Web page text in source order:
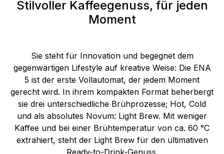
Stilvoller Kaffeegenuss, für jeden
Moment
Sie steht für Innovation und begegnet dem
gegenwärtigen Lifestyle auf kreative Weise: Die ENA
5 ist der erste Vollautomat, der jedem Moment
gerecht wird. In ihrem kompakten Format beherbergt
sie drei unterschiedliche Brühprozesse; Hot, Cold
und als absolutes Novum: Light Brew. Mit weniger
Kaffee und bei einer Brühtemperatur von ca. 60 °C
extrahiert, steht der Light Brew für den ultimativen
Ready-to-Drink-Genuss.